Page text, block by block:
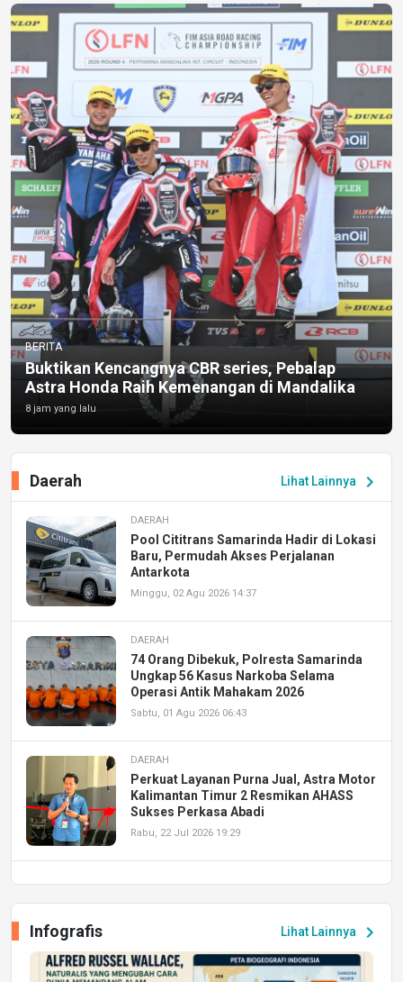
BERITA
Buktikan Kencangnya CBR series, Pebalap
Astra Honda Raih Kemenangan di Mandalika
8 jam yang lalu
Lihat Lainnya chevron_right
Daerah
DAERAH
Pool Cititrans Samarinda Hadir di Lokasi
Baru, Permudah Akses Perjalanan
Antarkota
Minggu, 02 Agu 2026 14:37
DAERAH
74 Orang Dibekuk, Polresta Samarinda
Ungkap 56 Kasus Narkoba Selama
Operasi Antik Mahakam 2026
Sabtu, 01 Agu 2026 06:43
DAERAH
Perkuat Layanan Purna Jual, Astra Motor
Kalimantan Timur 2 Resmikan AHASS
Sukses Perkasa Abadi
Rabu, 22 Jul 2026 19:29
Peluang Kerja dan Magang
Jumat, 17 Jul 2026 22:30
Lihat Lainnya chevron_right
Infografis